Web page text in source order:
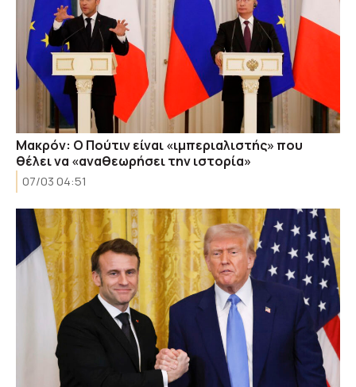
Μακρόν: Ο Πούτιν είναι «ιμπεριαλιστής» που
θέλει να «αναθεωρήσει την ιστορία»
07/03 04:51